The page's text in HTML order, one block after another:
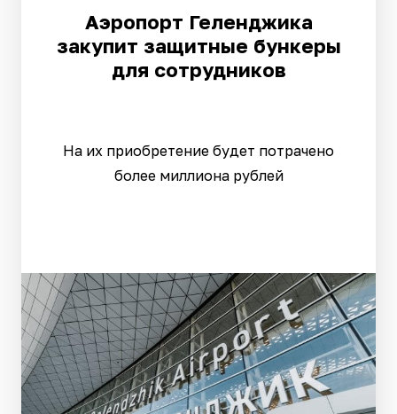
Аэропорт Геленджика
закупит защитные бункеры
для сотрудников
На их приобретение будет потрачено
более миллиона рублей